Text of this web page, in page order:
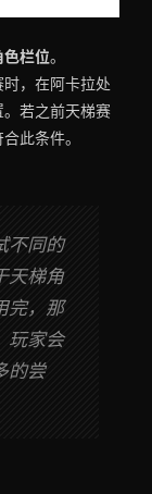
栏位。
，在阿卡拉处
若之前天梯赛
此条件。
不同的
天梯角
完，那
玩家会
的尝